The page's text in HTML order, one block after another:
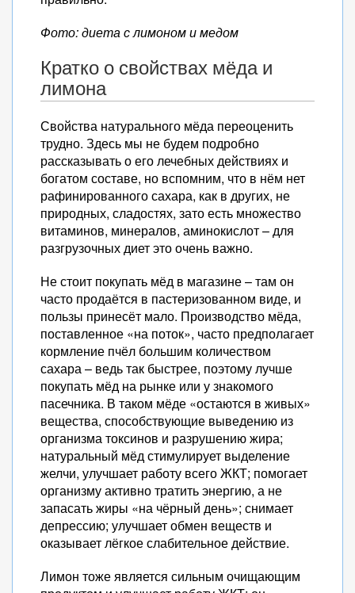
Фото: диета с лимоном и медом
Кратко о свойствах мёда и
лимона
Свойства натурального мёда переоценить
трудно. Здесь мы не будем подробно
рассказывать о его лечебных действиях и
богатом составе, но вспомним, что в нём нет
рафинированного сахара, как в других, не
природных, сладостях, зато есть множество
витаминов, минералов, аминокислот – для
разгрузочных диет это очень важно.
Не стоит покупать мёд в магазине – там он
часто продаётся в пастеризованном виде, и
пользы принесёт мало. Производство мёда,
поставленное «на поток», часто предполагает
кормление пчёл большим количеством
сахара – ведь так быстрее, поэтому лучше
покупать мёд на рынке или у знакомого
пасечника. В таком мёде «остаются в живых»
вещества, способствующие выведению из
организма токсинов и разрушению жира;
натуральный мёд стимулирует выделение
желчи, улучшает работу всего ЖКТ; помогает
организму активно тратить энергию, а не
запасать жиры «на чёрный день»; снимает
депрессию; улучшает обмен веществ и
оказывает лёгкое слабительное действие.
Лимон тоже является сильным очищающим